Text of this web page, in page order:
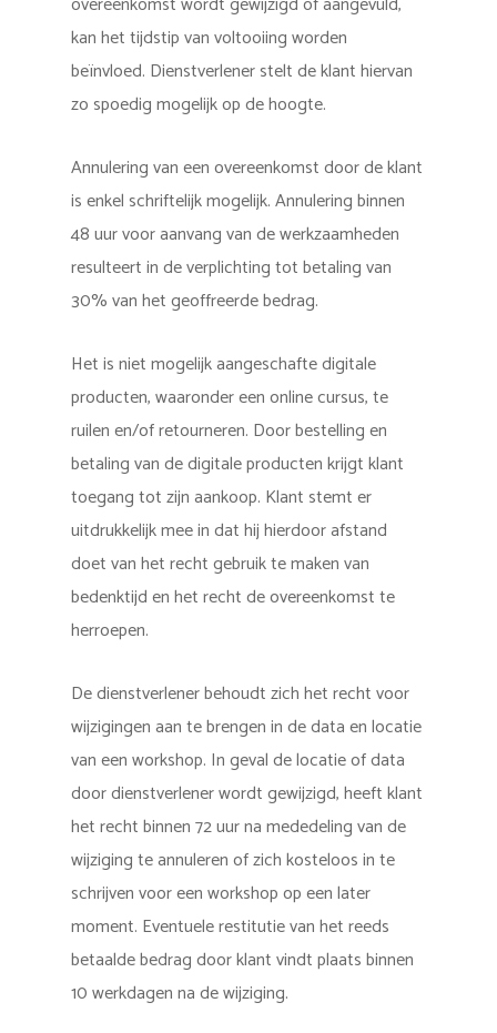
kan het tijdstip van voltooiing worden
beïnvloed. Dienstverlener stelt de klant hiervan
zo spoedig mogelijk op de hoogte.
Annulering van een overeenkomst door de klant
is enkel schriftelijk mogelijk. Annulering binnen
48 uur voor aanvang van de werkzaamheden
resulteert in de verplichting tot betaling van
30% van het geoffreerde bedrag.
Het is niet mogelijk aangeschafte digitale
producten, waaronder een online cursus, te
ruilen en/of retourneren. Door bestelling en
betaling van de digitale producten krijgt klant
toegang tot zijn aankoop. Klant stemt er
uitdrukkelijk mee in dat hij hierdoor afstand
doet van het recht gebruik te maken van
bedenktijd en het recht de overeenkomst te
herroepen.
De dienstverlener behoudt zich het recht voor
wijzigingen aan te brengen in de data en locatie
van een workshop. In geval de locatie of data
door dienstverlener wordt gewijzigd, heeft klant
het recht binnen 72 uur na mededeling van de
wijziging te annuleren of zich kosteloos in te
schrijven voor een workshop op een later
moment. Eventuele restitutie van het reeds
betaalde bedrag door klant vindt plaats binnen
10 werkdagen na de wijziging.